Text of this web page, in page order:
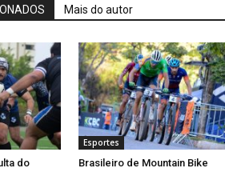
Mais do autor
do
Esportes
Brasileiro de Mountain Bike